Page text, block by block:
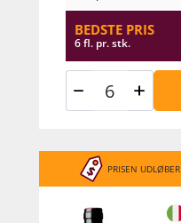
BEDSTE PRIS
6 fl. pr. stk.
PRISEN